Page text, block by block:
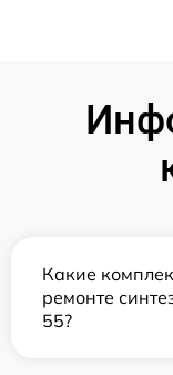
Какие
ремонте
55?